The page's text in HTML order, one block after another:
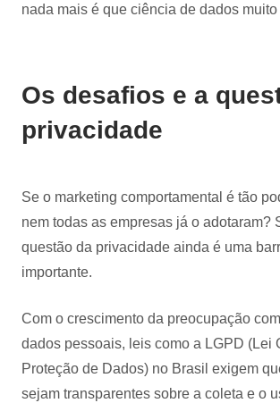
nada mais é que ciência de dados muito
Os desafios e a
privacidade
Se o marketing comportamental é tão
nem todas as empresas já o adotaram?
questão da privacidade ainda é uma
importante.
Com o crescimento da preocupação
dados pessoais, leis como a LGPD (Lei
Proteção de Dados) no Brasil exigem
sejam transparentes sobre a coleta e o